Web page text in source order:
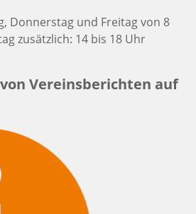
Donnerstag und Freitag von 8
zusätzlich: 14 bis 18 Uhr
Vereinsberichten auf